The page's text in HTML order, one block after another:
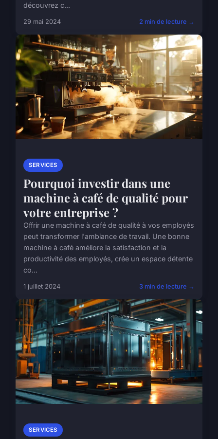
découvrez c...
29 mai 2024 2 min de lecture →
SERVICES
Pourquoi investir dans une
machine à café de qualité pour
votre entreprise ?
Offrir une machine à café de qualité à vos employés
peut transformer l'ambiance de travail. Une bonne
machine à café améliore la satisfaction et la
productivité des employés, crée un espace détente
co...
1 juillet 2024 3 min de lecture →
SERVICES